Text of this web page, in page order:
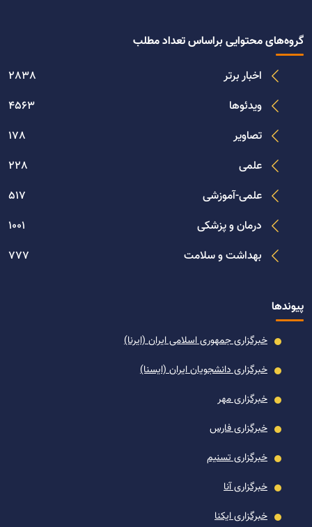
پیوندها
خبرگزاری جمهوری اسلامی ایران (ایرنا)
خبرگزاری دانشجویان ایران (ایسنا)
خبرگزاری مهر
خبرگزاری فارس
خبرگزاری تسنیم
خبرگزاری آنا
خبرگزاری ایکنا
گروه‌های محتوایی براساس تعداد مطلب
اخبار برتر
2838
ویدئوها
4563
تصاویر
178
علمی
228
علمی-آموزشی
517
درمان و پزشکی
1001
بهداشت و سلامت
777